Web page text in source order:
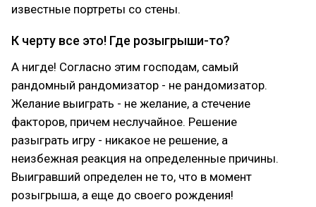
известные портреты со стены.
К черту все это! Где розыгрыши-то?
А нигде! Согласно этим господам, самый
рандомный рандомизатор - не рандомизатор.
Желание выиграть - не желание, а стечение
факторов, причем неслучайное. Решение
разыграть игру - никакое не решение, а
неизбежная реакция на определенные причины.
Выигравший определен не то, что в момент
розыгрыша, а еще до своего рождения!